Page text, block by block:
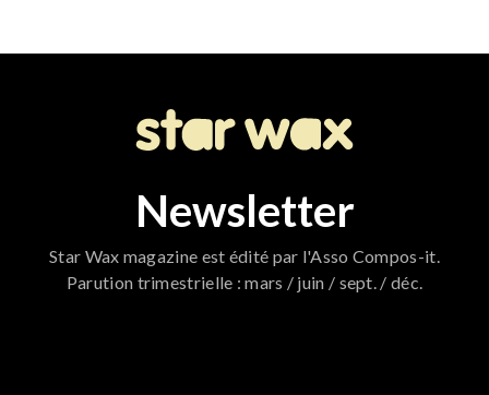
Newsletter
Star Wax magazine est édité par l'Asso Compos-it.
Parution trimestrielle : mars / juin / sept. / déc.